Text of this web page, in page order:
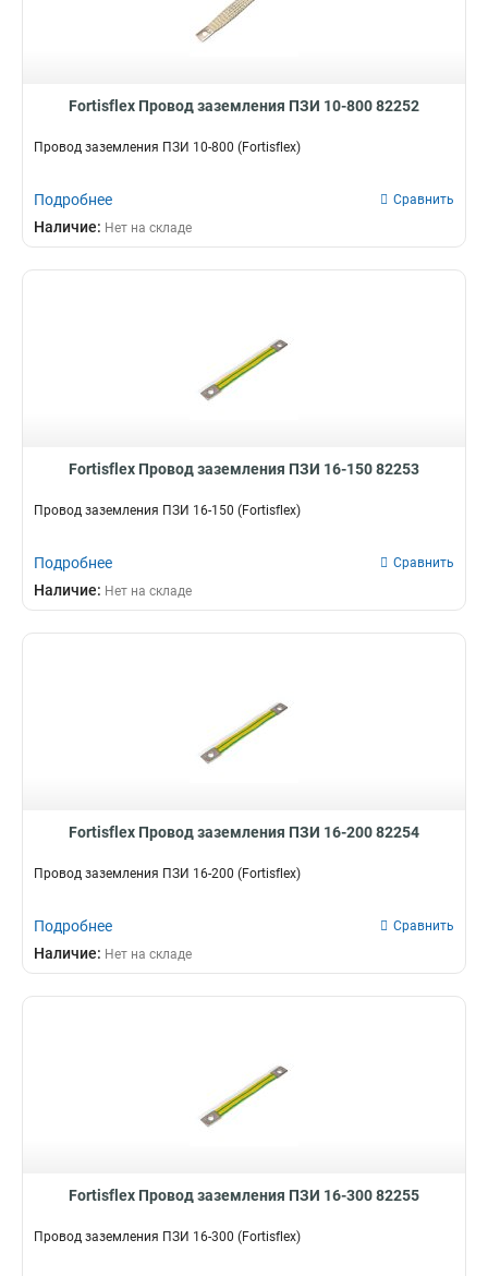
Fortisflex Провод заземления ПЗИ 10-800 82252
Провод заземления ПЗИ 10-800 (Fortisflex)
Подробнее Сравнить
Наличие: Нет на складе
Fortisflex Провод заземления ПЗИ 16-150 82253
Провод заземления ПЗИ 16-150 (Fortisflex)
Подробнее Сравнить
Наличие: Нет на складе
Fortisflex Провод заземления ПЗИ 16-200 82254
Провод заземления ПЗИ 16-200 (Fortisflex)
Подробнее Сравнить
Наличие: Нет на складе
Fortisflex Провод заземления ПЗИ 16-300 82255
Провод заземления ПЗИ 16-300 (Fortisflex)